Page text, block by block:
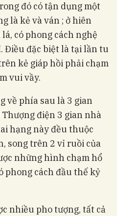
đó có tận dụng một
là kẻ và ván ; ở hiên
có phong cách nghệ
Điều đặc biệt là tại lần tu
kẻ giáp hồi phải chạm
vui vầy.
về phía sau là 3 gian
điện 3 gian nhà
hạng này đều thuộc
song trên 2 vỉ ruồi của
những hình chạm hổ
phong cách đầu thế kỷ
nhiều pho tượng, tất cả